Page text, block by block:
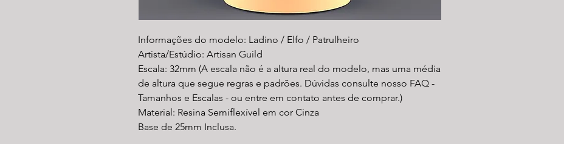
Informações do modelo: Ladino / Elfo / Patrulheiro
Artista/Estúdio: Artisan Guild
Escala: 32mm (A escala não é a altura real do modelo, mas uma média
de altura que segue regras e padrões. Dúvidas consulte nosso FAQ -
Tamanhos e Escalas - ou entre em contato antes de comprar.)
Material: Resina Semiflexível em cor Cinza
Base de 25mm Inclusa.